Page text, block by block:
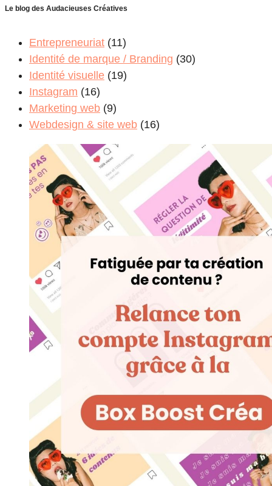
Le blog des Audacieuses Créatives
Entrepreneuriat (11)
Identité de marque / Branding (30)
Identité visuelle (19)
Instagram (16)
Marketing web (9)
Webdesign & site web (16)